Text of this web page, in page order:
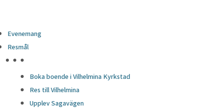
Evenemang
Resmål
Boka boende i Vilhelmina Kyrkstad
Res till Vilhelmina
Upplev Sagavägen